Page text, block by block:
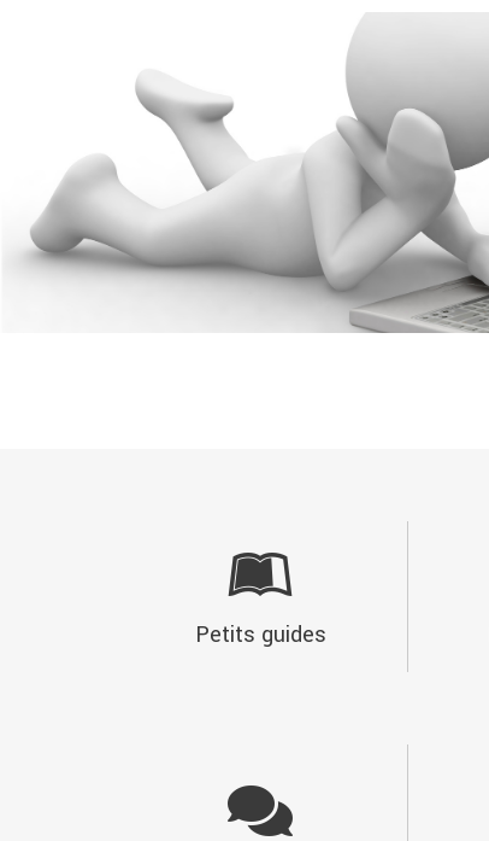
Petits guides